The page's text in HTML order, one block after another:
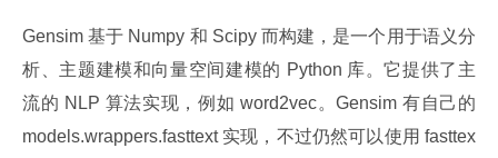
Gensim 基于 Numpy 和 Scipy 而构建，是一个用于语义分
析、主题建模和向量空间建模的 Python 库。它提供了主
流的 NLP 算法实现，例如 word2vec。Gensim 有自己的
models.wrappers.fasttext 实现，不过仍然可以使用 fasttex